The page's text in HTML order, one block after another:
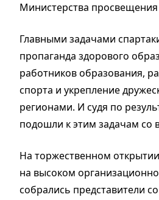
Министерства
Главными задачами
пропаганда здорового
работников образования,
спорта и укрепление
регионами. И судя по
подошли к этим задачам со
На торжественном
на высоком
собрались представители